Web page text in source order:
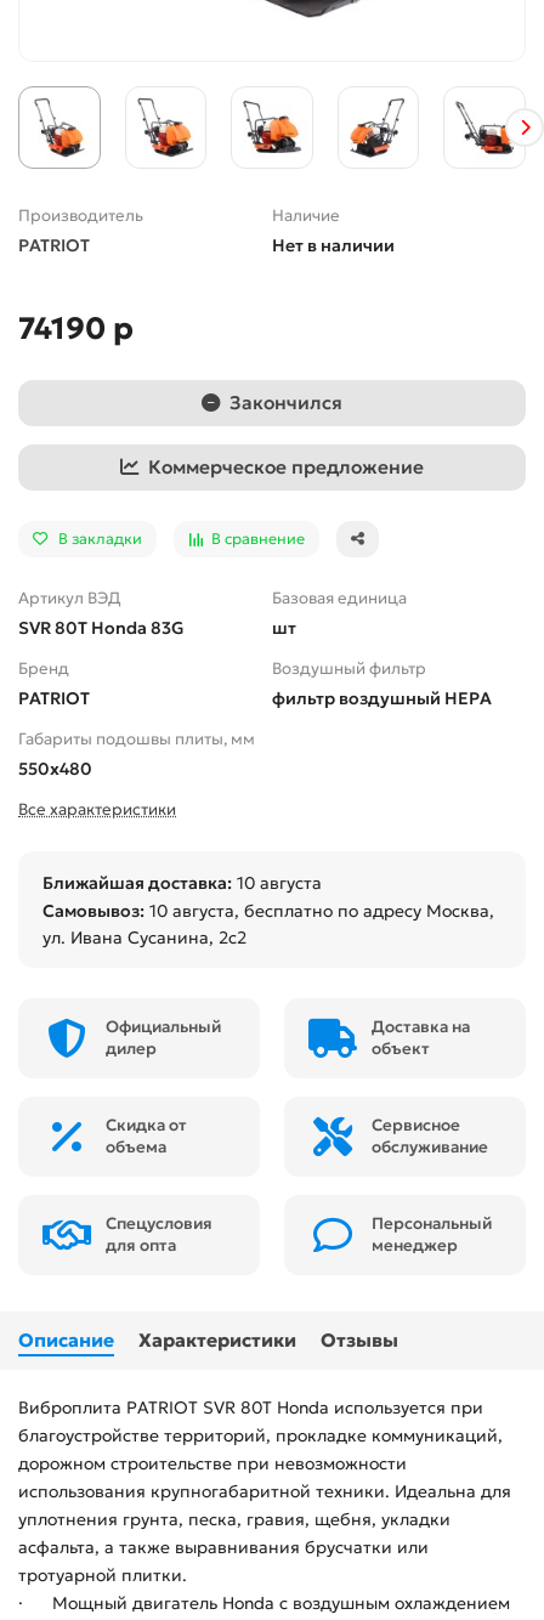
Производитель
PATRIOT
Наличие
Нет в наличии
74190 р
Закончился
Коммерческое предложение
В закладки В сравнение
Артикул ВЭД
SVR 80T Honda 83G
Базовая единица
шт
Бренд
PATRIOT
Воздушный фильтр
фильтр воздушный HEPA
Габариты подошвы плиты, мм
550х480
Все характеристики
Ближайшая доставка: 10 августа
Самовывоз: 10 августа, бесплатно по адресу Москва,
ул. Ивана Сусанина, 2с2
Официальный
дилер
Доставка на
объект
Скидка от
объема
Сервисное
обслуживание
Спецусловия
для опта
Персональный
менеджер
Описание Характеристики Отзывы
Виброплита PATRIOT SVR 80T Honda используется при
благоустройстве территорий, прокладке коммуникаций,
дорожном строительстве при невозможности
использования крупногабаритной техники. Идеальна для
уплотнения грунта, песка, гравия, щебня, укладки
асфальта, а также выравнивания брусчатки или
тротуарной плитки.
· Мощный двигатель Honda с воздушным охлаждением